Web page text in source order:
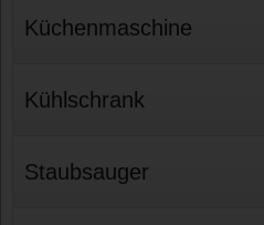
Küchenmaschine
Kühlschrank
Staubsauger